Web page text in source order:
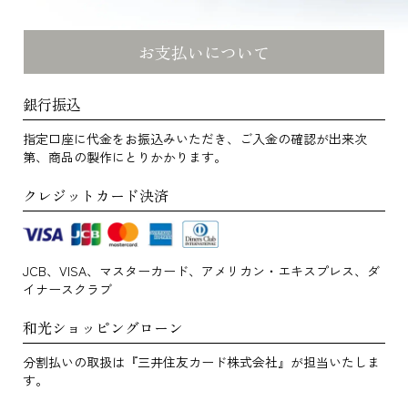
お支払いについて
銀行振込
指定口座に代金をお振込みいただき、ご入金の確認が出来次
第、商品の製作にとりかかります。
クレジットカード決済
JCB、VISA、マスターカード、アメリカン・エキスプレス、ダ
イナースクラブ
和光ショッピングローン
分割払いの取扱は『三井住友カード株式会社』が担当いたしま
す。